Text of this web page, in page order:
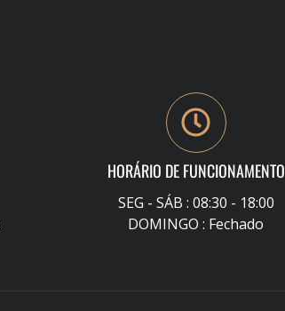
HORÁRIO DE FUNCIONAMENTO
SEG - SÁB : 08:30 - 18:00
DOMINGO : Fechado